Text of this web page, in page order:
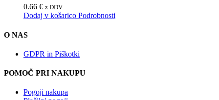
0.66 € z DDV
Dodaj v košarico Podrobnosti
O NAS
GDPR in Piškotki
POMOČ PRI NAKUPU
Pogoji nakupa